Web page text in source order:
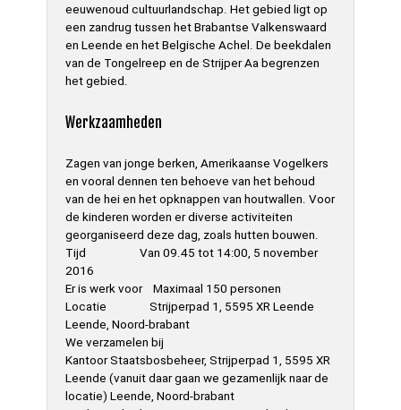
eeuwenoud cultuurlandschap. Het gebied ligt op
een zandrug tussen het Brabantse Valkenswaard
en Leende en het Belgische Achel. De beekdalen
van de Tongelreep en de Strijper Aa begrenzen
het gebied.
Werkzaamheden
Zagen van jonge berken, Amerikaanse Vogelkers
en vooral dennen ten behoeve van het behoud
van de hei en het opknappen van houtwallen. Voor
de kinderen worden er diverse activiteiten
georganiseerd deze dag, zoals hutten bouwen.
Tijd Van 09.45 tot 14:00, 5 november
2016
Er is werk voor Maximaal 150 personen
Locatie Strijperpad 1, 5595 XR Leende
Leende, Noord-brabant
We verzamelen bij
Kantoor Staatsbosbeheer, Strijperpad 1, 5595 XR
Leende (vanuit daar gaan we gezamenlijk naar de
locatie) Leende, Noord-brabant